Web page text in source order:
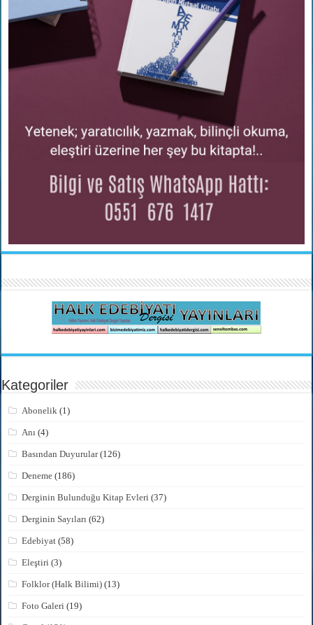
Kategoriler
Abonelik (1)
Anı (4)
Basından Duyurular(126)
Deneme (186)
Derginin Bulunduğu Kitap Evleri (37)
Derginin Sayıları (62)
Edebiyat (58)
Eleştiri (3)
Folklor (Halk Bilimi) (13)
Foto Galeri (19)